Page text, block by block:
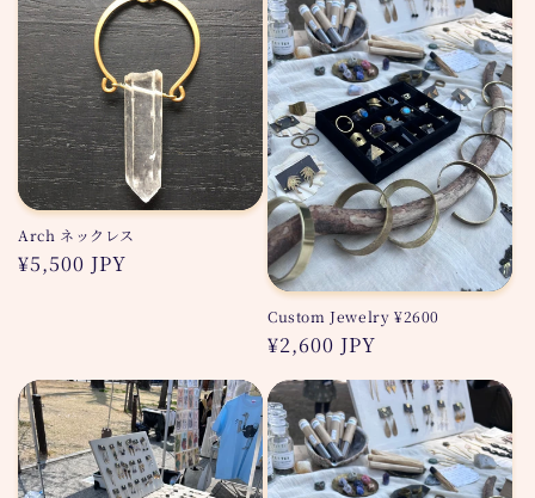
Arch ネックレス
通
¥5,500 JPY
Custom Jewelry ¥2600
通
常
価
格
¥2,600 JPY